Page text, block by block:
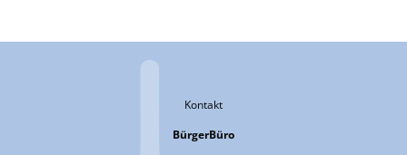
Kontakt
BürgerBüro